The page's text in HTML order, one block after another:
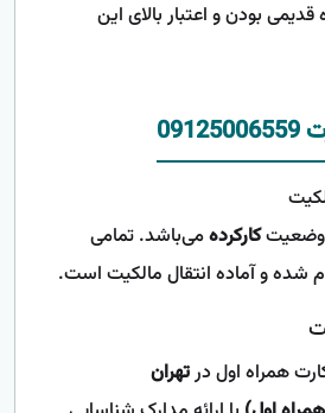
بودن و اعتبار بالای این
وضعیتکارکردهمی‌باشد. تمامی
شده و آماده انتقال مالکیت است.
همراه اول درتهران